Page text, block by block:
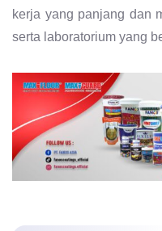
kerja yang panjang dan
serta laboratorium yang